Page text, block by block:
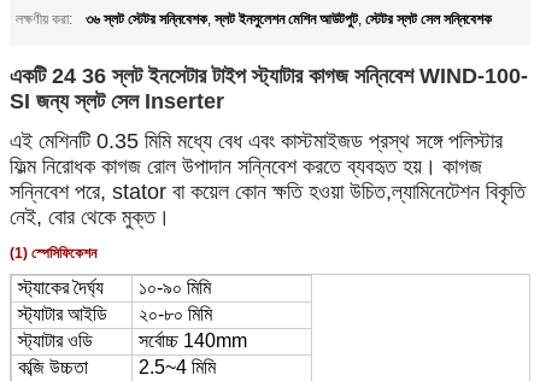
লক্ষণীয় করা:
৩৬ স্লট স্টেটর সন্নিবেশক,স্লট ইনসুলেশন মেশিন আউটপুট, স্টেটর স্লট সেল সন্নিবেশক
একটি 24 36 স্লট ইনসেটার টাইপ স্ট্যাটার কাগজ সন্নিবেশ WIND-100-
SI জন্য স্লট সেল Inserter
এই মেশিনটি 0.35 মিমি মধ্যে বেধ এবং কাস্টমাইজড প্রস্থ সঙ্গে পলিস্টার
ফিল্ম নিরোধক কাগজ রোল উপাদান সন্নিবেশ করতে ব্যবহৃত হয়। কাগজ
সন্নিবেশ পরে, stator বা কয়েল কোন ক্ষতি হওয়া উচিত,ল্যামিনেটেশন বিকৃতি
নেই, বোর থেকে মুক্ত।
(1) স্পেসিফিকেশন
স্ট্যাকের দৈর্ঘ্য
১০-৯০ মিমি
স্ট্যাটার আইডি
২০-৮০ মিমি
স্ট্যাটার ওডি
সর্বোচ্চ 140mm
কব্জি উচ্চতা
2.5~4 মিমি